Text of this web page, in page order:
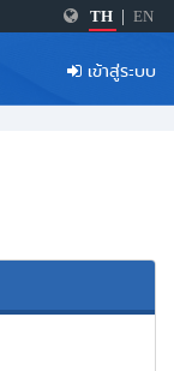
TH EN
เข้าสู่ระบบ